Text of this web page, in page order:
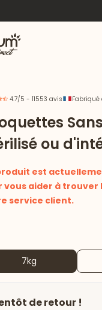
4.7/5 - 11553 avis Fabriqué
ou
est
vous aider à
service client.
7kg
de retour !